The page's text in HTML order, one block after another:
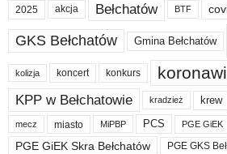
2025 akcja Bełchatów BTF
GKS Bełchatów Gmina Bełchatów
kolizja koncert konkurs
KPP w Bełchatowie kradzież krew
mecz miasto MiPBP PCS PGE GiEK
PGE GiEK Skra Bełchatów PGE GKS